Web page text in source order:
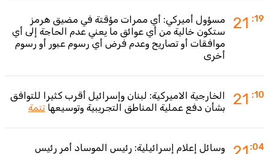
21 :19
مسؤول أميركي: أي ممرات مؤقتة في مضيق هرمز
ستكون خالية من أي عوائق ما يعني عدم الحاجة إلى أي
موافقات أو تصاريح وعدم فرض أي رسوم عبور أو رسوم
أخرى
21 :10
الخارجية الاميركية: لبنان وإسرائيل أقرب كثيرا للتوافق
بشأن دفع عملية المناطق التجريبية وتوسيعها تتمة
:04
وسائل إعلام إسرائيلية: رئيس الموساد أمر رئيس